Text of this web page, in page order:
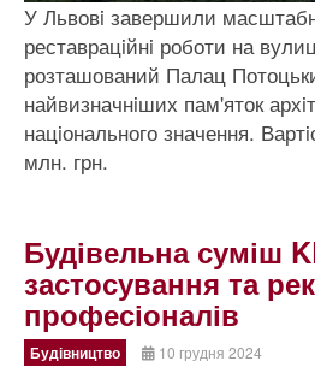
У Львовi завершили
реставрацiйнi роботи на
розташований Палац
найвизначнiших пам'яток
нацiонального значення.
млн. грн.
Будівельна суміш
застосування та
професіоналів
Будівництво 10 грудня 2024